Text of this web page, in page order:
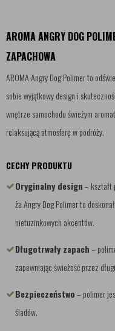
AROMA ANGRY DOG
ZAPACHOWA
AROMA Angry Dog Polimer to
sobie wyjątkowy design i
wnętrze samochodu świeżym
relaksującą atmosferę w podróży.
CECHY PRODUKTU
Oryginalny design– kształt
że Angry Dog Polimer to
nietuzinkowych akcentów.
Długotrwały zapach–
zapewniając świeżość przez
Bezpieczeństwo– polimer
śladów.